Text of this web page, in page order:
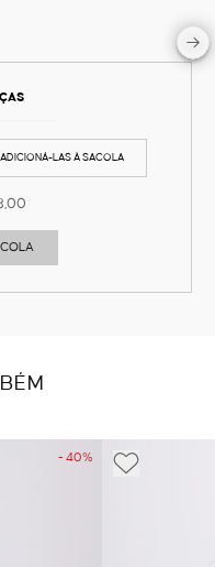
LAS À SACOLA
- 40%